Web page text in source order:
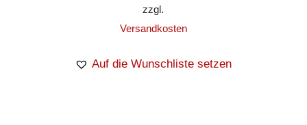
zzgl.
Versandkosten
Auf die Wunschliste setzen